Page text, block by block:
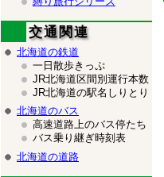
交通関連
北海道の鉄道
一日散歩きっぷ
JR北海道区間別運行本数
JR北海道の駅名しりとり
北海道のバス
高速道路上のバス停たち
バス乗り継ぎ時刻表
北海道の道路